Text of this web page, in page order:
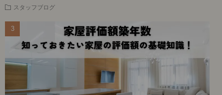
スタッフブログ